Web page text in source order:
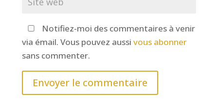
Notifiez-moi des commentaires à venir
via émail. Vous pouvez aussi vous abonner
sans commenter.
Envoyer le commentaire